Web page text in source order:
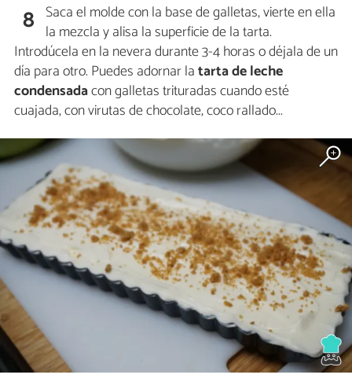
8 Saca el molde con la base de galletas, vierte en ella
la mezcla y alisa la superficie de la tarta.
Introdúcela en la nevera durante 3-4 horas o déjala de un
día para otro. Puedes adornar latarta de leche
condensadacon galletas trituradas cuando esté
cuajada, con virutas de chocolate, coco rallado...